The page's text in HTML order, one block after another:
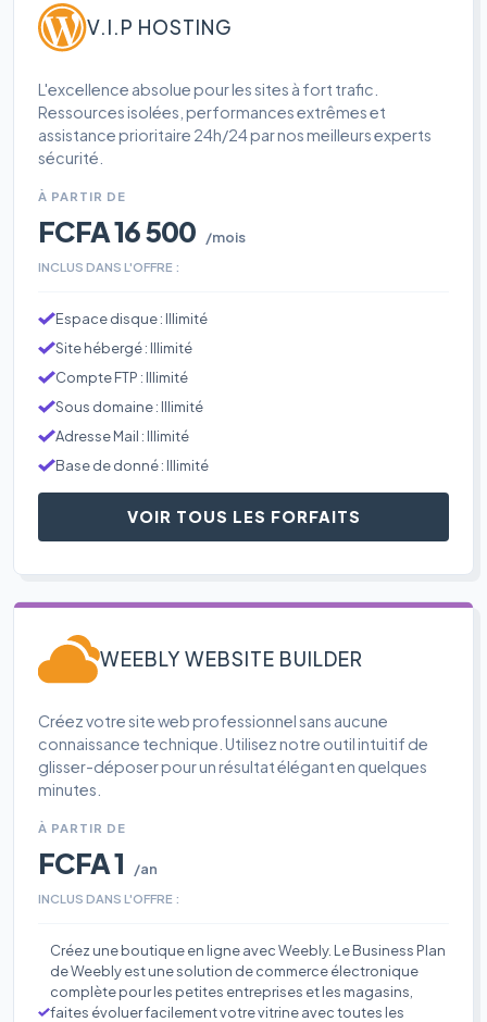
V.I.P HOSTING
L'excellence absolue pour les sites à fort trafic.
Ressources isolées, performances extrêmes et
assistance prioritaire 24h/24 par nos meilleurs experts
sécurité.
À PARTIR DE
FCFA 16 500 /mois
INCLUS DANS L'OFFRE :
Espace disque : Illimité
Site hébergé : Illimité
Compte FTP : Illimité
Sous domaine : Illimité
Adresse Mail : Illimité
Base de donné : Illimité
VOIR TOUS LES FORFAITS
WEEBLY WEBSITE BUILDER
Créez votre site web professionnel sans aucune
connaissance technique. Utilisez notre outil intuitif de
glisser-déposer pour un résultat élégant en quelques
minutes.
À PARTIR DE
FCFA 1 /an
INCLUS DANS L'OFFRE :
Créez une boutique en ligne avec Weebly. Le Business Plan
de Weebly est une solution de commerce électronique
complète pour les petites entreprises et les magasins,
faites évoluer facilement votre vitrine avec toutes les